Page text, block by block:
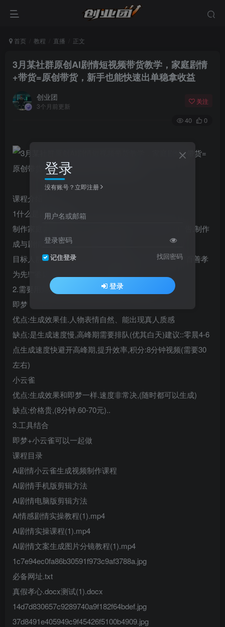
首页 教程 直播 正文
3月某社群原创AI剧情短视频带货教学，家庭剧情
+带货=原创带货，新手也能快速出单稳拿收益
创业团
3个月前更新
关注
40 0
课程介绍
1什么是剧情带货
制作家庭剧情视频,在中间传插或结尾+带货形式的广告,制作
成与剧情融合一起。从而形成带货
目标人群;40一70发左右人群.该群体偏，视频内容，“百善孝
为先!”“婆媳关系”等有传统价值观剧情
2.需要用到ai工具与成本控制核心工具性能比
即梦
优点:生成效果佳.人物表情自然、能出现真人质感
缺点:是生成速度慢,高峰期需要排队(优其白天)建议::零晨4-6
点生成速度快避开高峰期,提升效率,积分:8分钟视频(需要30
左右)
小云雀
优点:生成效果和即梦一样.速度非常决,(随时都可以生成)
缺点:价格贵,(8分钟.60-70元)..
3.工具结合
即梦+小云雀可以一起做
课程目录
Ai剧情小云雀生成视频制作课程
AI剧情手机版剪辑方法
AI剧情电脑版剪辑方法
Al情感剧情实操教程(1).mp4
AI剧情实操课程(1).mp4
AI剧情文案生成图片分镜教程(1).mp4
1c7e94ec0fa86b30591f973c9af3788a.jpg
必备网址.txt
真假孝心.docx测试(1).docx
14d7d830657c9289740a9f182f64bdef.jpg
37d8491e405949c9f45426f5100b4909.jpg
登录
没有账号？立即注册
用户名或邮箱
登录密码
记住登录 找回密码
登录